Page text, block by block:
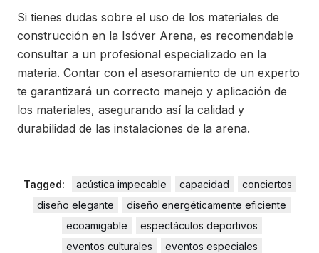
Si tienes dudas sobre el uso de los materiales de
construcción en la Isóver Arena, es recomendable
consultar a un profesional especializado en la
materia. Contar con el asesoramiento de un experto
te garantizará un correcto manejo y aplicación de
los materiales, asegurando así la calidad y
durabilidad de las instalaciones de la arena.
Tagged: acústica impecable capacidad
conciertos
diseño elegante
diseño energéticamente eficiente
ecoamigable
espectáculos deportivos
eventos culturales
eventos especiales